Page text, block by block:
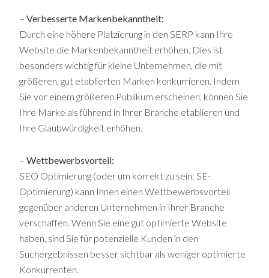
–Verbesserte Markenbekanntheit:
Durch eine höhere Platzierung in den SERP kann Ihre
Website die Markenbekanntheit erhöhen. Dies ist
besonders wichtig für kleine Unternehmen, die mit
größeren, gut etablierten Marken konkurrieren. Indem
Sie vor einem größeren Publikum erscheinen, können Sie
Ihre Marke als führend in Ihrer Branche etablieren und
Ihre Glaubwürdigkeit erhöhen.
–Wettbewerbsvorteil:
SEO Optimierung (oder um korrekt zu sein: SE-
Optimierung) kann Ihnen einen Wettbewerbsvorteil
gegenüber anderen Unternehmen in Ihrer Branche
verschaffen. Wenn Sie eine gut optimierte Website
haben, sind Sie für potenzielle Kunden in den
Suchergebnissen besser sichtbar als weniger optimierte
Konkurrenten.